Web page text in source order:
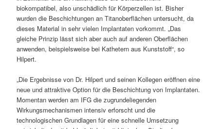
biokompatibel, also unschädlich für Körperzellen ist. Bisher
wurden die Beschichtungen an Titanoberflächen untersucht, da
dieses Material in sehr vielen Implantaten vorkommt. „Das
gleiche Prinzip lässt sich aber auch auf anderen Oberflächen
anwenden, beispielsweise bei Kathetern aus Kunststoff“, so
Hilpert.
„Die Ergebnisse von Dr. Hilpert und seinen Kollegen eröffnen eine
neue und attraktive Option für die Beschichtung von Implantaten.
Momentan werden am IFG die zugrundeliegenden
Wirkungsmechanismen intensiv erforscht und die
technologischen Grundlagen für eine schnelle Umsetzung